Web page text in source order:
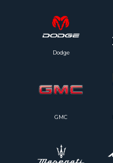
GMC
Dodge